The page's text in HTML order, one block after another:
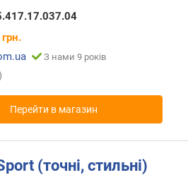
грн.
З нами 9 років
Перейти в магазин
(точні, стильні)